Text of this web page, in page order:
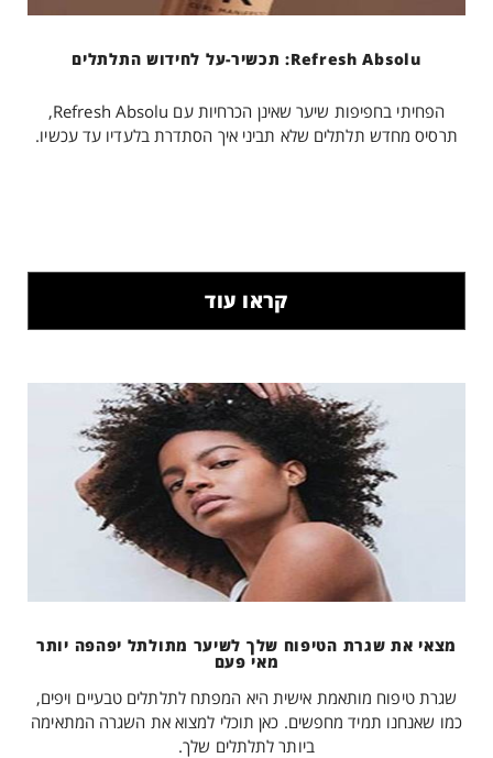
Refresh Absolu: תכשיר-על לחידוש התלתלים
הפחיתי בחפיפות שיער שאינן הכרחיות עם Refresh Absolu,
תרסיס מחדש תלתלים שלא תביני איך הסתדרת בלעדיו עד עכשיו.
קראו עוד
מצאי את שגרת הטיפוח שלך לשיער מתולתל יפהפה יותר
מאי פעם
שגרת טיפוח מותאמת אישית היא המפתח לתלתלים טבעיים ויפים,
כמו שאנחנו תמיד מחפשים. כאן תוכלי למצוא את השגרה המתאימה
ביותר לתלתלים שלך.